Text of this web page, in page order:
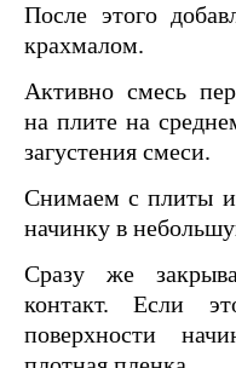
После этого
крахмалом.
Активно смесь
на плите на
загустения смеси.
Снимаем с плиты
начинку в
Сразу же
контакт. Если
поверхности